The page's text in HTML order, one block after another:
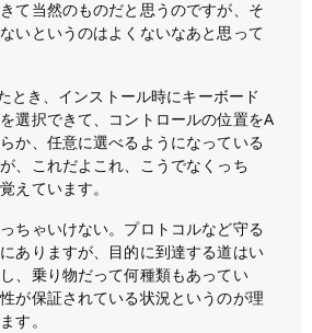
て当然のものだと思うのですが、そ
いというのはよくないなあと思って
とき、インストール時にキーボード
選択できて、コントロールの位置をA
か、任意に選べるようになっている
、これだよこれ、こうでなくっち
えています。
ちゃいけない。プロトコルなど守る
ありますが、目的に到達する道はい
、乗り物だって何種類もあってい
が保証されている状況というのが理
す。